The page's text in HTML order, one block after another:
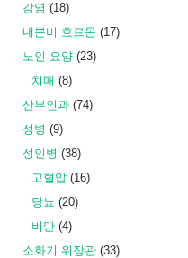
감염 (18)
내분비 호르몬 (17)
노인 요양 (23)
치매 (8)
산부인과 (74)
성병 (9)
성인병 (38)
고혈압 (16)
당뇨 (20)
비만 (4)
소화기 위장관 (33)